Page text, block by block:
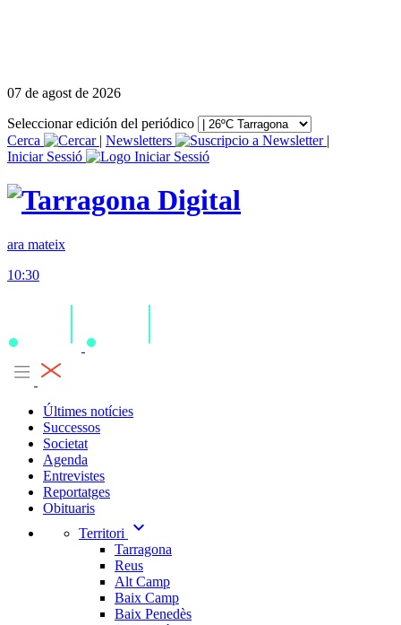
07 de agost de 2026
Seleccionar edición del periódico
Cerca
| Newsletters
|
Iniciar Sessió
ara mateix
10:30
Últimes notícies
Successos
Societat
Agenda
Entrevistes
Reportatges
Obituaris
Territori
expand_more
Tarragona
Reus
Alt Camp
Baix Camp
Baix Penedès